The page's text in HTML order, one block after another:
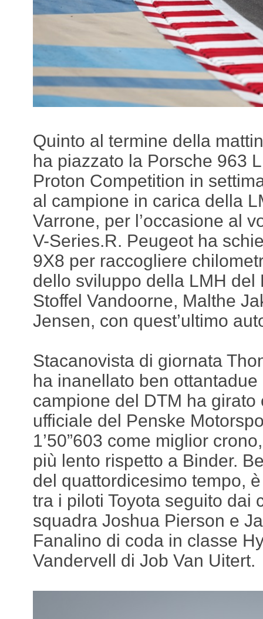
Quinto al termine della
ha piazzato la Porsche 963
Proton Competition in
al campione in carica della
Varrone, per l’occasione al
V-Series.R. Peugeot ha
9X8 per raccogliere
dello sviluppo della LMH del
Stoffel Vandoorne, Malthe
Jensen, con quest’ultimo
Stacanovista di giornata
ha inanellato ben
campione del DTM ha girato
ufficiale del Penske
1’50”603 come miglior
più lento rispetto a Binder.
del quattordicesimo tempo,
tra i piloti Toyota seguito dai
squadra Joshua Pierson e
Fanalino di coda in classe
Vandervell di Job Van Uitert.